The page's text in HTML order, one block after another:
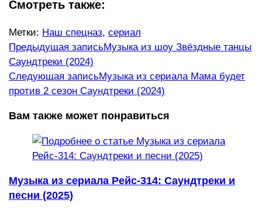
Смотреть также:
Метки: Наш спецназ, сериал
Еще
статьи
Предыдущая записьМузыка из шоу Звёздные танцы
Саундтреки (2024)
Следующая записьМузыка из сериала Мама будет
против 2 сезон Саундтреки (2024)
Вам также может понравиться
Музыка из сериала Рейс-314: Саундтреки и
песни (2025)